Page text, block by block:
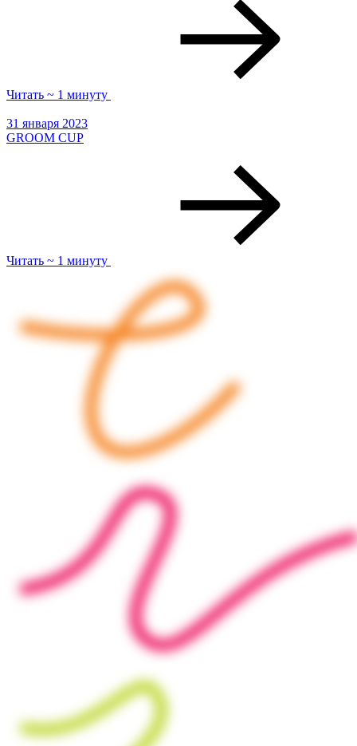
Читать ~ 1 минуту
31 января 2023
GROOM CUP
Читать ~ 1 минуту